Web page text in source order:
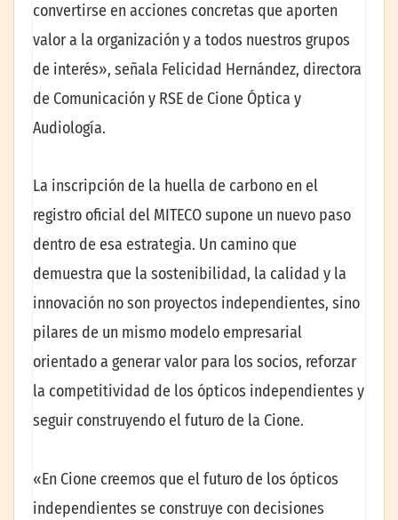
convertirse en acciones concretas que aporten
valor a la organización y a todos nuestros grupos
de interés», señala Felicidad Hernández, directora
de Comunicación y RSE de Cione Óptica y
Audiología.
La inscripción de la huella de carbono en el
registro oficial del MITECO supone un nuevo paso
dentro de esa estrategia. Un camino que
demuestra que la sostenibilidad, la calidad y la
innovación no son proyectos independientes, sino
pilares de un mismo modelo empresarial
orientado a generar valor para los socios, reforzar
la competitividad de los ópticos independientes y
seguir construyendo el futuro de la Cione.
«En Cione creemos que el futuro de los ópticos
independientes se construye con decisiones